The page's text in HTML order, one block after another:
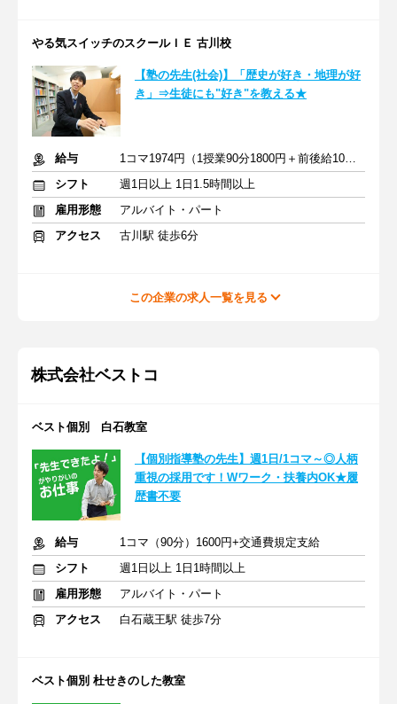
やる気スイッチのスクールＩＥ 古川校
【塾の先生(社会)】「歴史が好き・地理が好
き」⇒生徒にも"好き"を教える★
給与
1コマ1974円（1授業90分1800円＋前後給10分174円）
シフト
週1日以上 1日1.5時間以上
雇用形態
アルバイト・パート
アクセス
古川駅 徒歩6分
この企業の求人一覧を見る
株式会社ベストコ
ベスト個別 白石教室
【個別指導塾の先生】週1日/1コマ～◎人柄
重視の採用です！Wワーク・扶養内OK★履
歴書不要
給与
1コマ（90分）1600円+交通費規定支給
シフト
週1日以上 1日1時間以上
雇用形態
アルバイト・パート
アクセス
白石蔵王駅 徒歩7分
ベスト個別 杜せきのした教室